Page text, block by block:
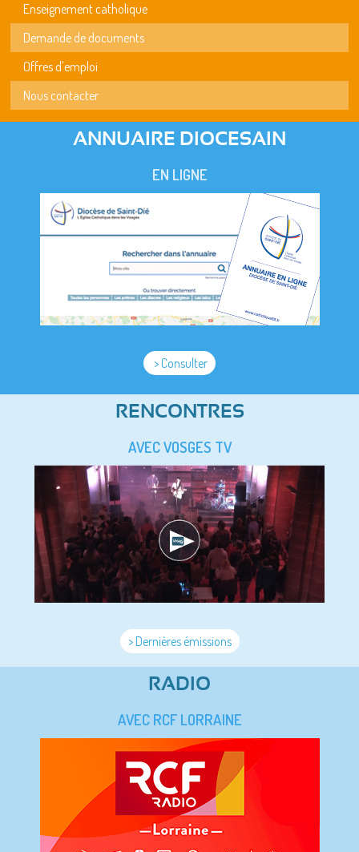
Enseignement catholique
Demande de documents
Offres d'emploi
Nous contacter
ANNUAIRE DIOCESAIN
EN LIGNE
> Consulter
RENCONTRES
AVEC VOSGES TV
> Dernières émissions
RADIO
AVEC RCF LORRAINE